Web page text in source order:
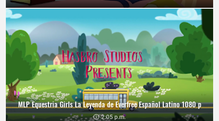
MLP Equestria Girls La Leyenda de Everfree Español Latino 1080 p
2:05 p.m.